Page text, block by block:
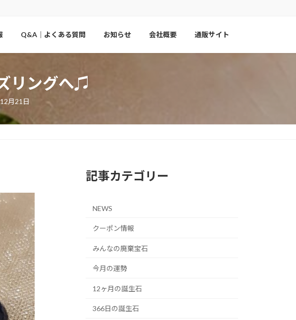
Q&A｜よくある質問 お知らせ 会社概要 通販サイト
リングへ♫
月21日
記事カテゴリー
NEWS
クーポン情報
みんなの廃棄宝石
今月の運勢
12ヶ月の誕生石
366日の誕生石